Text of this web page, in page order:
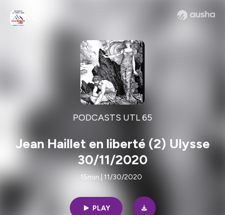
PODCASTS UTL 65
Jean Haillet en liberté (2) Ulysse
30/11/2020
15min | 11/30/2020
PLAY